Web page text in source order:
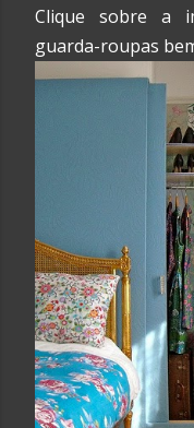
Clique sobre a
guarda-roupas